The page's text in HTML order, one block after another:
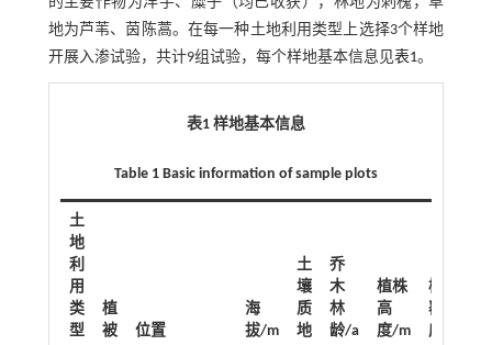
地为芦苇、茵陈蒿。在每一种土地利用类型上选择3个样地
开展入渗试验，共计9组试验，每个样地基本信息见表1。
表1 样地基本信息
Table 1 Basic information of sample plots
土
地
利
用
类
型
植
被
位置
海
拔/m
土
壤
质
地
乔
木
林
龄/a
植株
高
度/m
植被
覆盖
度/%